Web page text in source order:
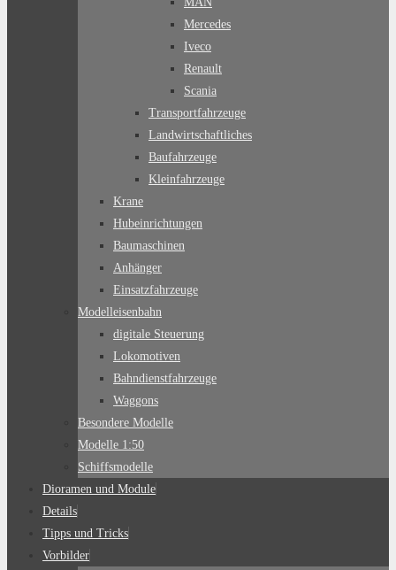
Mercedes
Iveco
Renault
Scania
Transportfahrzeuge
Landwirtschaftliches
Baufahrzeuge
Kleinfahrzeuge
Krane
Hubeinrichtungen
Baumaschinen
Anhänger
Einsatzfahrzeuge
Modelleisenbahn
digitale Steuerung
Lokomotiven
Bahndienstfahrzeuge
Waggons
Besondere Modelle
Modelle 1:50
Schiffsmodelle
Dioramen und Module
Details
Tipps und Tricks
Vorbilder